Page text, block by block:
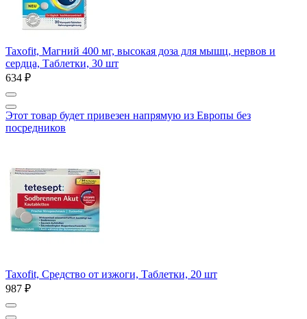
Taxofit, Магний 400 мг, высокая доза для мышц, нервов и
сердца, Таблетки, 30 шт
634 ₽
Этот товар будет привезен напрямую из Европы без
посредников
Taxofit, Средство от изжоги, Таблетки, 20 шт
987 ₽